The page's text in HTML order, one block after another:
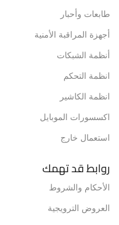
طابعات وأحبار
أجهزة المراقبة الأمنية
أنظمة الشبكات
انظمة التحكم
انظمة الكاشير
اكسسورات الموبايل
استعمال خارج
روابط قد تهمك
الأحكام والشروط
العروض الترويجية